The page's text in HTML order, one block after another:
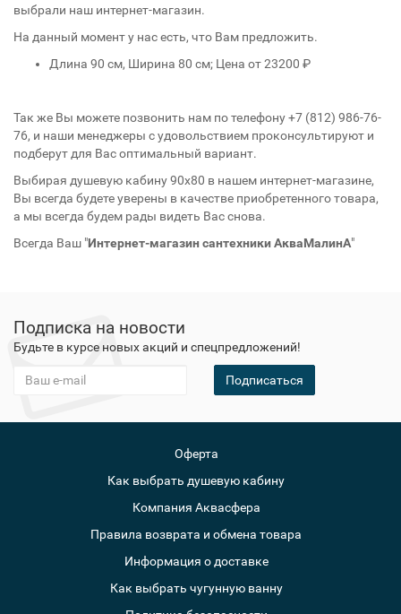
выбрали наш интернет-магазин.
На данный момент у нас есть, что Вам предложить.
Длина 90 см, Ширина 80 см; Цена от 23200 ₽
Так же Вы можете позвонить нам по телефону +7 (812) 986-76-
76, и наши менеджеры с удовольствием проконсультируют и
подберут для Вас оптимальный вариант.
Выбирая душевую кабину 90x80 в нашем интернет-магазине,
Вы всегда будете уверены в качестве приобретенного товара,
а мы всегда будем рады видеть Вас снова.
Всегда Ваш "Интернет-магазин сантехники АкваМалинА"
Подписка на новости
Будьте в курсе новых акций и спецпредложений!
Подписаться
Оферта
Как выбрать душевую кабину
Компания Аквасфера
Правила возврата и обмена товара
Информация о доставке
Как выбрать чугунную ванну